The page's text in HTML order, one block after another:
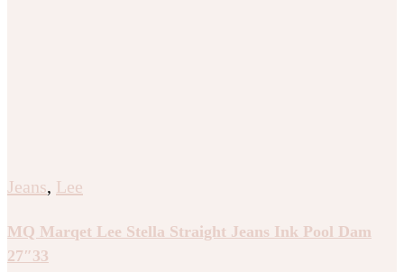
Jeans, Lee
MQ Marqet Lee Stella Straight Jeans Ink Pool Dam
27″33